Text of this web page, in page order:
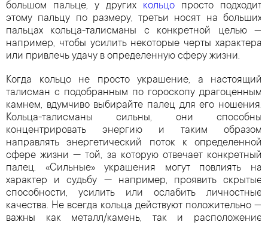
большом пальце, у других кольцо просто подходит
этому пальцу по размеру, третьи носят на больших
пальцах кольца-талисманы с конкретной целью —
например, чтобы усилить некоторые черты характера
или привлечь удачу в определенную сферу жизни.
Когда кольцо не просто украшение, а настоящий
талисман с подобранным по гороскопу драгоценным
камнем, вдумчиво выбирайте палец для его ношения.
Кольца-талисманы сильны, они способны
концентрировать энергию и таким образом
направлять энергетический поток к определенной
сфере жизни — той, за которую отвечает конкретный
палец. «Сильные» украшения могут повлиять на
характер и судьбу — например, проявить скрытые
способности, усилить или ослабить личностные
качества. Не всегда кольца действуют положительно —
важны как металл/камень, так и расположение